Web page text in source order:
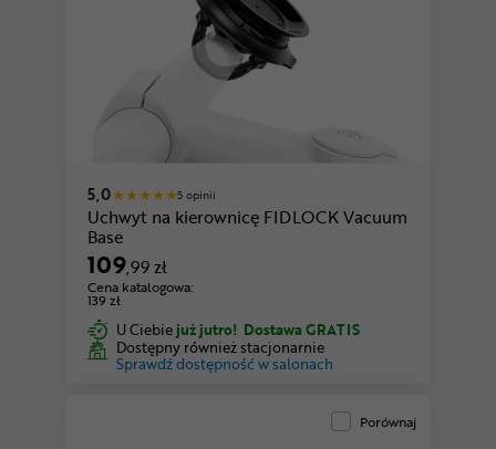
5,0 5 opinii
Uchwyt na kierownicę FIDLOCK Vacuum
Base
109,99 zł
Cena katalogowa:
139 zł
U Ciebie już jutro! Dostawa GRATIS
Dostępny również stacjonarnie
Sprawdź dostępność w salonach
Porównaj